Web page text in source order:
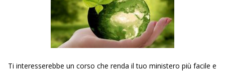
Ti interesserebbe un corso che renda il tuo ministero più facile e